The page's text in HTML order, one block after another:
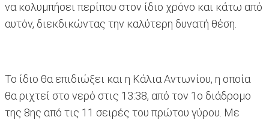
να κολυμπήσει περίπου στον ίδιο χρόνο και κάτω από
αυτόν, διεκδικώντας την καλύτερη δυνατή θέση.
Το ίδιο θα επιδιώξει και η Κάλια Αντωνίου, η οποία
θα ριχτεί στο νερό στις 13:38, από τον 1ο διάδρομο
της 8ης από τις 11 σειρές του πρώτου γύρου. Με